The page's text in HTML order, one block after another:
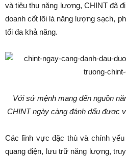
và tiêu thụ năng lượng, CHINT đã
doanh cốt lõi là năng lượng sạch,
tối đa khả năng.
Với sứ mệnh mang đến nguồn
CHINT ngày càng đánh dấu được
Các lĩnh vực đặc thù và chính
quang điện, lưu trữ năng lượng,